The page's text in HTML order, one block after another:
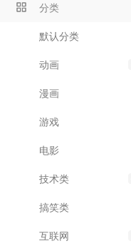
分类
默认分类
动画
漫画
游戏
电影
技术类
搞笑类
互联网